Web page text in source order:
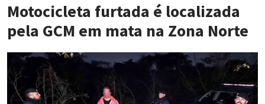
Motocicleta furtada é localizada
pela GCM em mata na Zona Norte